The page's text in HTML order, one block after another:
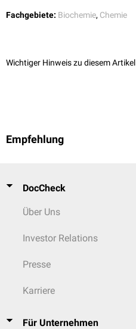
Fachgebiete: Biochemie, Chemie
Wichtiger Hinweis zu diesem Artikel
Empfehlung
DocCheck
Über Uns
Investor Relations
Presse
Karriere
Für Unternehmen